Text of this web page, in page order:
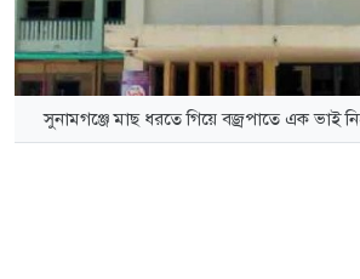
সুনামগঞ্জে মাছ ধরতে গিয়ে বজ্রপাতে এক